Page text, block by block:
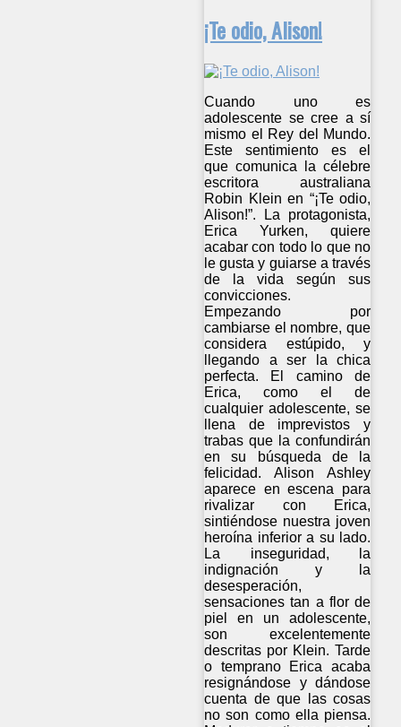
¡Te odio, Alison!
Cuando uno es
adolescente se cree a sí
mismo el Rey del Mundo.
Este sentimiento es el
que comunica la célebre
escritora australiana
Robin Klein en “¡Te odio,
Alison!”. La protagonista,
Erica Yurken, quiere
acabar con todo lo que no
le gusta y guiarse a través
de la vida según sus
convicciones.
Empezando por
cambiarse el nombre, que
considera estúpido, y
llegando a ser la chica
perfecta. El camino de
Erica, como el de
cualquier adolescente, se
llena de imprevistos y
trabas que la confundirán
en su búsqueda de la
felicidad. Alison Ashley
aparece en escena para
rivalizar con Erica,
sintiéndose nuestra joven
heroína inferior a su lado.
La inseguridad, la
indignación y la
desesperación,
sensaciones tan a flor de
piel en un adolescente,
son excelentemente
descritas por Klein. Tarde
o temprano Erica acaba
resignándose y dándose
cuenta de que las cosas
no son como ella piensa.